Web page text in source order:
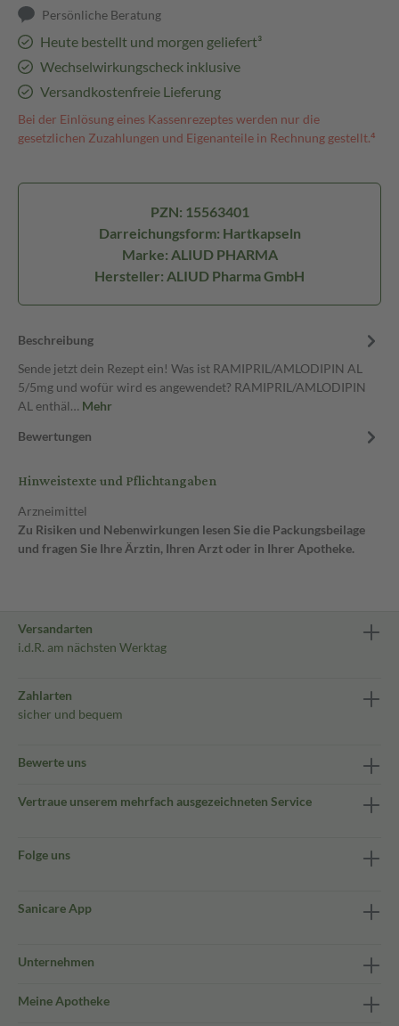
Persönliche Beratung
Heute bestellt und morgen geliefert³
Wechselwirkungscheck inklusive
Versandkostenfreie Lieferung
Bei der Einlösung eines Kassenrezeptes werden nur die
gesetzlichen Zuzahlungen und Eigenanteile in Rechnung gestellt.⁴
PZN: 15563401
Darreichungsform: Hartkapseln
Marke: ALIUD PHARMA
Hersteller: ALIUD Pharma GmbH
Beschreibung
Sende jetzt dein Rezept ein! Was ist RAMIPRIL/AMLODIPIN AL
5/5mg und wofür wird es angewendet? RAMIPRIL/AMLODIPIN
AL enthäl… Mehr
Bewertungen
Hinweistexte und Pflichtangaben
Arzneimittel
Zu Risiken und Nebenwirkungen lesen Sie die Packungsbeilage
und fragen Sie Ihre Ärztin, Ihren Arzt oder in Ihrer Apotheke.
Versandarten
i.d.R. am nächsten Werktag
Zahlarten
sicher und bequem
Bewerte uns
Vertraue unserem mehrfach ausgezeichneten Service
Folge uns
Sanicare App
Unternehmen
Meine Apotheke